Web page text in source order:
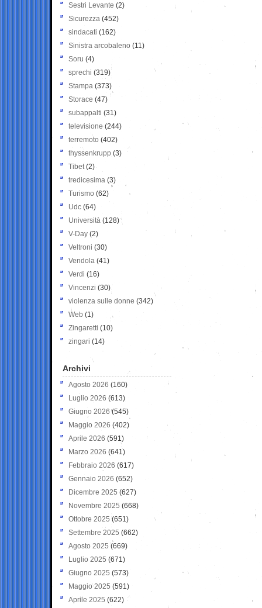
Sestri Levante (2)
Sicurezza (452)
sindacati (162)
Sinistra arcobaleno (11)
Soru (4)
sprechi (319)
Stampa (373)
Storace (47)
subappalti (31)
televisione(244)
terremoto (402)
thyssenkrupp (3)
Tibet(2)
tredicesima (3)
Turismo (62)
Udc (64)
Università (128)
V-Day (2)
Veltroni (30)
Vendola (41)
Verdi (16)
Vincenzi (30)
violenza sulle donne (342)
Web (1)
Zingaretti (10)
zingari (14)
Archivi
Agosto 2026 (160)
Luglio 2026 (613)
Giugno 2026 (545)
Maggio 2026 (402)
Aprile 2026 (591)
Marzo 2026 (641)
Febbraio 2026 (617)
Gennaio 2026 (652)
Dicembre 2025 (627)
Novembre 2025 (668)
Ottobre 2025 (651)
Settembre 2025 (662)
Agosto 2025 (669)
Luglio 2025 (671)
Giugno 2025 (573)
Maggio 2025 (591)
Aprile 2025 (622)